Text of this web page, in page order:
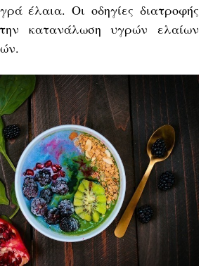
έλαια. Οι οδηγίες διατροφής
κατανάλωση υγρών ελαίων